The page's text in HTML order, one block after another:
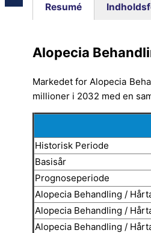
Resumé
Alopecia
Markedet for Alopecia
millioner i 2032 med en
Historisk Periode
Basisår
Prognoseperiode
Alopecia Behandling /
Alopecia Behandling /
Alopecia Behandling /